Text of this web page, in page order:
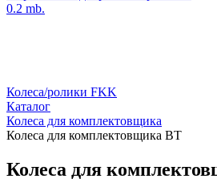
0.2 mb.
Колеса/ролики FKK
Каталог
Колеса для комплектовщика
Колеса для комплектовщика BT
Колеса для